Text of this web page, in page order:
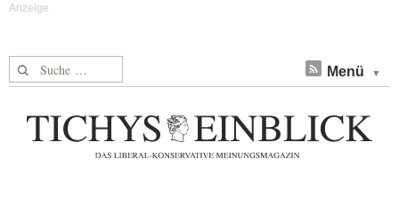
Suche nach: Menü